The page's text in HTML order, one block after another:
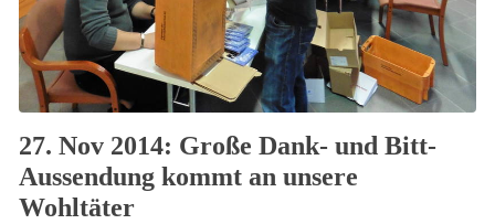
27. Nov 2014: Große Dank- und Bitt-
Aussendung kommt an unsere
Wohltäter